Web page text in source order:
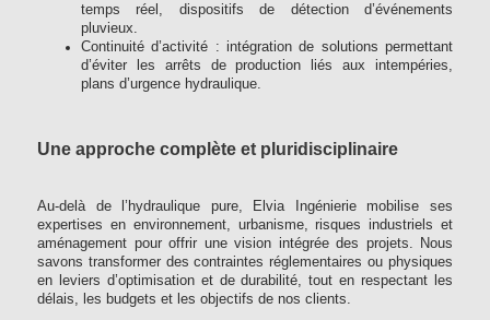
temps réel, dispositifs de détection d’événements
pluvieux.
Continuité d’activité : intégration de solutions permettant
d’éviter les arrêts de production liés aux intempéries,
plans d’urgence hydraulique.
Une approche complète et pluridisciplinaire
Au-delà de l’hydraulique pure, Elvia Ingénierie mobilise ses
expertises en environnement, urbanisme, risques industriels et
aménagement pour offrir une vision intégrée des projets. Nous
savons transformer des contraintes réglementaires ou physiques
en leviers d’optimisation et de durabilité, tout en respectant les
délais, les budgets et les objectifs de nos clients.